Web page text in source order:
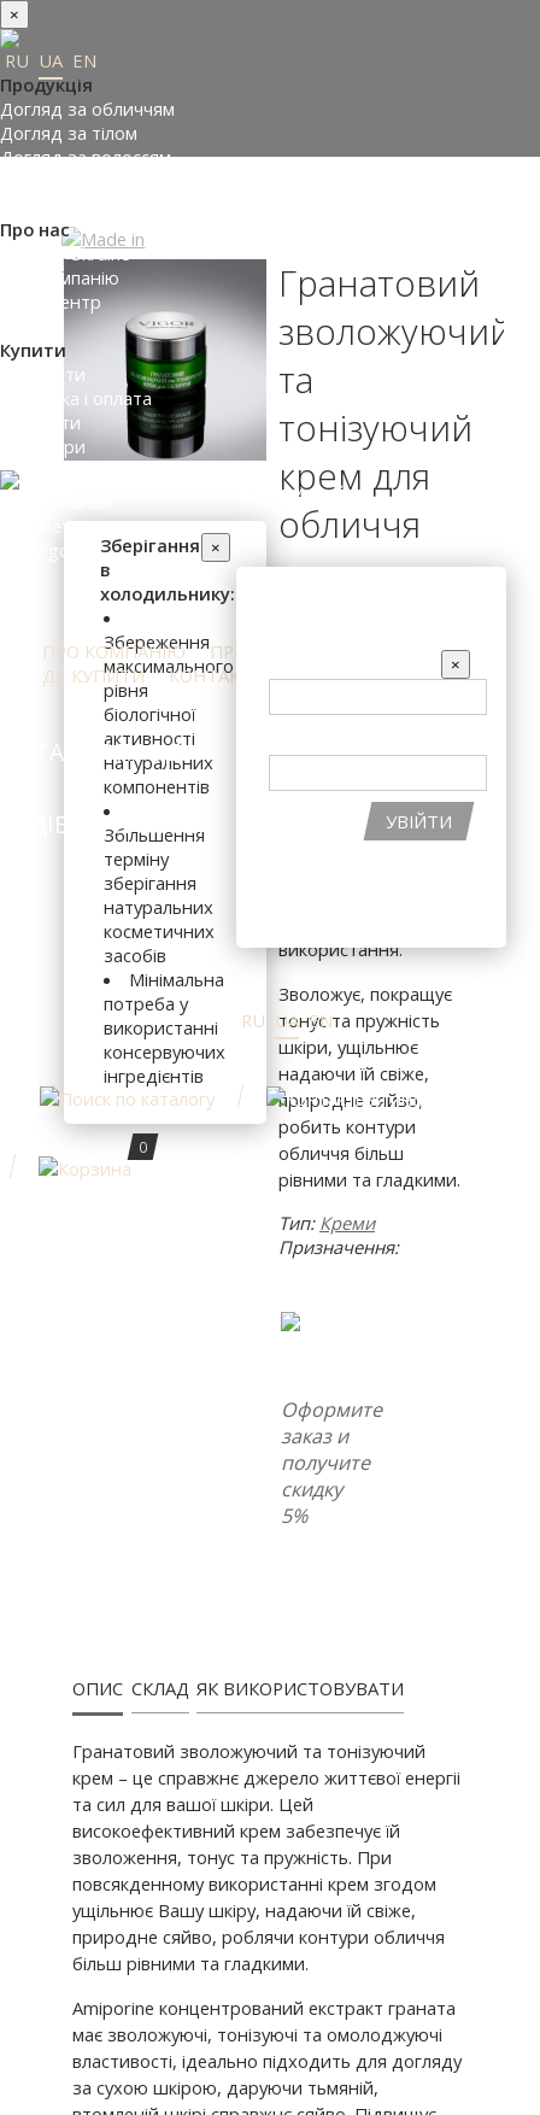
×
RU UA EN
Продукція
Догляд за обличчям
Догляд за тілом
Догляд за волоссям
Про нас
Made in Ukraine
Про компанію
Прес-центр
Купити
Де купити
Доставка і оплата
Контакти
Партнери
ПРО КОМПАНІЮ ПРЕС-ЦЕНТР
ДЕ КУПИТИ
КОНТАКТИ
КАТАЛОГ ПРОДУКЦІЇ ІНГРЕДІЄНТИ
ПІДІБРАТИ КОСМЕТИКУ АКЦІЇ
ВХІД НА САЙТ
×
УВІЙТИ
RU UA EN
0
×
Зберігання
в
холодильнику:
Збереження
максимального
рівня
біологічної
активності
натуральних
компонентів
Збільшення
терміну
зберігання
натуральних
косметичних
засобів
Мінімальна
потреба у
використанні
консервуючих
інгредієнтів
Гранатовий
зволожуючий
та
тонізуючий
крем для
обличчя
грн
використання.
Зволожує, покращує
тонус та пружність
шкіри, ущільнює
надаючи їй свіже,
природне сяйво,
робить контури
обличчя більш
рівними та гладкими.
Тип: Креми
Призначення:
Оформите
заказ и
получите
скидку
5%
ОПИС СКЛАД ЯК ВИКОРИСТОВУВАТИ
Гранатовий зволожуючий та тонізуючий
крем – це справжнє джерело життєвої енергіі
та сил для вашої шкіри. Цей
високоефективний крем забезпечує їй
зволоження, тонус та пружність. При
повсякденному використанні крем згодом
ущільнює Вашу шкіру, надаючи їй свіже,
природне сяйво, роблячи контури обличчя
більш рівними та гладкими.
Amiporine концентрований екстракт граната
має зволожуючі, тонізуючі та омолоджуючі
властивості, ідеально підходить для догляду
за сухою шкірою, даруючи тьмяній,